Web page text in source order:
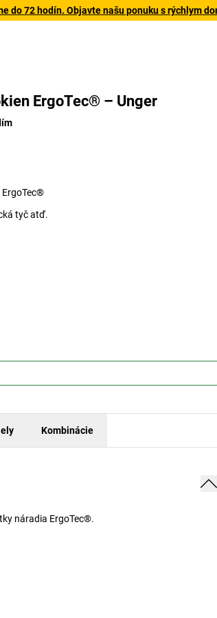
do 72 hodín. Objavte našu ponuku s rýchlym
ErgoTec® – Unger
tyč atď.
Kombinácie
náradia ErgoTec®.